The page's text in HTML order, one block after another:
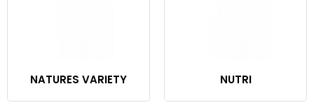
NATURES VARIETY NUTRI